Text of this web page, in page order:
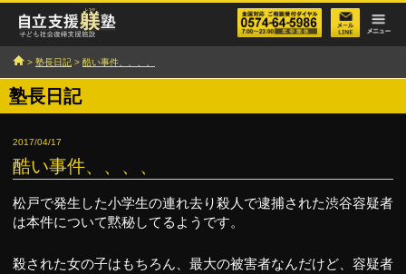
> 塾長日記 > 酷い事件、、、、
塾長日記
2017/04/17
酷い事件、、、、
松戸で発生した小学生の連れ去り殺人で逮捕された渋谷容疑者
は本件について黙秘してるようです。
殺された女の子はもちろん、最大の被害者なんだけど、容疑者